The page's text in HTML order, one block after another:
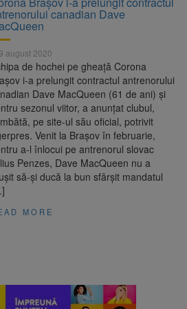
neigienizate
Duplex de lângă
fost demolate
Belvedere de pe
Contract de peste 1
trei luni
Română pentru
luminii pe timpul
public
canadian Dave
9 august 2020
de hochei pe gheaţă Corona
i-a prelungit contractul antrenorului
Dave MacQueen (61 de ani) şi
sezonul viitor, a anunţat clubul,
pe site-ul său oficial, potrivit
Venit la Braşov în februarie,
a-l înlocui pe antrenorul slovac
Penzes, Dave MacQueen nu a
să-şi ducă la bun sfârşit mandatul
MORE